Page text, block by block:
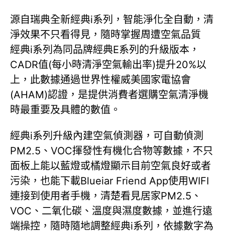
源自瑞典全新經典i系列，智能淨化全自動，清
淨效果不只看得見，隨時掌握周遭空氣品質
經典i系列為同品牌經典E系列的升級版本，
CADR值(每小時清淨空氣輸出率)提升20%以
上，此數據通過世界性權威美國家電協會
(AHAM)認證，是提供消費者選購空氣清淨機
時最重要及具體的數值。
經典i系列升級內建空氣偵測器，可自動偵測
PM2.5、VOC揮發性有機化合物等數據，不只
面板上能以藍燈或橘燈顯示目前空氣良好或者
污染，也能下載Blueiar Friend App使用WIFI
連接到使用者手機，清楚看見居家PM2.5、
VOC、二氧化碳、溫度與濕度數據，並進行遠
端操控，隨時隨地調整經典i系列，依據數字為